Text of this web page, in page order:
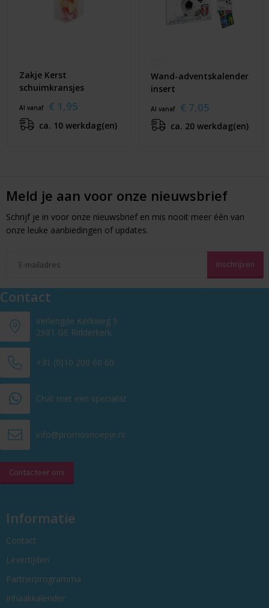
Zakje Kerst
schuimkransjes
Al vanaf € 1,95
ca. 10 werkdag(en)
Wand-adventskalender
insert
Al vanaf € 7,05
ca. 20 werkdag(en)
Meld je aan voor onze nieuwsbrief
Schrijf je in voor onze nieuwsbrief en mis nooit meer één van
onze leuke aanbiedingen of updates.
Contact
Verlengde Kerkweg 9
2981 GE Ridderkerk
+31 (0)10 200 60 60
Chat met een specialist
info@promosnoepje.nl
Contacteer ons
Informatie
Contact
Levertijden
Partnerprogramma
Inhaakkalender